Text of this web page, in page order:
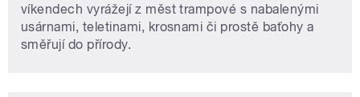
víkendech vyrážejí z měst trampové s nabalenými
usárnami, teletinami, krosnami či prostě baťohy a
směřují do přírody.